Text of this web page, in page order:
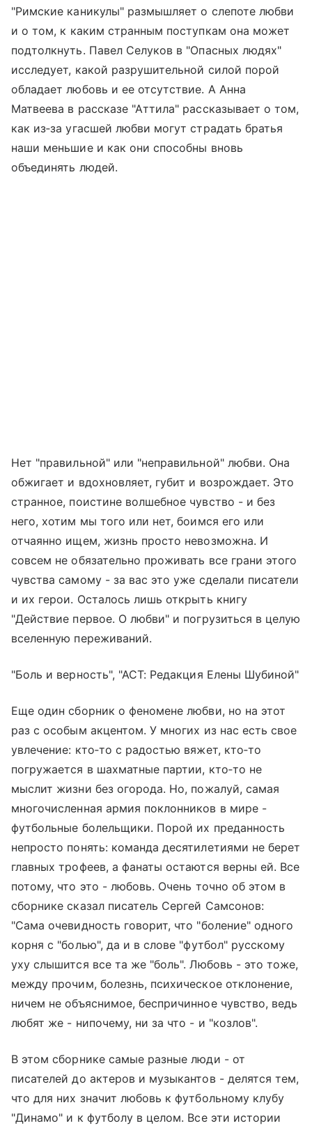
"Римские каникулы" размышляет о слепоте любви
и о том, к каким странным поступкам она может
подтолкнуть. Павел Селуков в "Опасных людях"
исследует, какой разрушительной силой порой
обладает любовь и ее отсутствие. А Анна
Матвеева в рассказе "Аттила" рассказывает о том,
как из‑за угасшей любви могут страдать братья
наши меньшие и как они способны вновь
объединять людей.
Нет "правильной" или "неправильной" любви. Она
обжигает и вдохновляет, губит и возрождает. Это
странное, поистине волшебное чувство - и без
него, хотим мы того или нет, боимся его или
отчаянно ищем, жизнь просто невозможна. И
совсем не обязательно проживать все грани этого
чувства самому - за вас это уже сделали писатели
и их герои. Осталось лишь открыть книгу
"Действие первое. О любви" и погрузиться в целую
вселенную переживаний.
"Боль и верность", "АСТ: Редакция Елены Шубиной"
Еще один сборник о феномене любви, но на этот
раз с особым акцентом. У многих из нас есть свое
увлечение: кто‑то с радостью вяжет, кто‑то
погружается в шахматные партии, кто‑то не
мыслит жизни без огорода. Но, пожалуй, самая
многочисленная армия поклонников в мире -
футбольные болельщики. Порой их преданность
непросто понять: команда десятилетиями не берет
главных трофеев, а фанаты остаются верны ей. Все
потому, что это - любовь. Очень точно об этом в
сборнике сказал писатель Сергей Самсонов:
"Сама очевидность говорит, что "боление" одного
корня с "болью", да и в слове "футбол" русскому
уху слышится все та же "боль". Любовь - это тоже,
между прочим, болезнь, психическое отклонение,
ничем не объяснимое, беспричинное чувство, ведь
любят же - нипочему, ни за что - и "козлов".
В этом сборнике самые разные люди - от
писателей до актеров и музыкантов - делятся тем,
что для них значит любовь к футбольному клубу
"Динамо" и к футболу в целом. Все эти истории